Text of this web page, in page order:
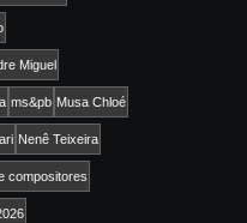
Miguel
ms&pb Musa Chloé
Nenê Teixeira
compositores